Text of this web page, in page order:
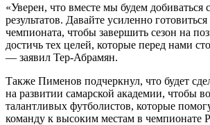
«Уверен, что вместе мы будем
результатов. Давайте усиленно
чемпионата, чтобы завершить сезон на
достичь тех целей, которые перед нами
— заявил Тер-Абрамян.
Также Пименов подчеркнул, что будет
на развитии самарской академии, чтобы
талантливых футболистов, которые
команду к высоким местам в чемпионате